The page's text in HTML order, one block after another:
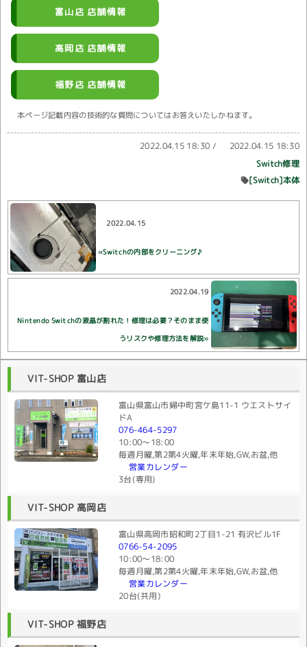
富山店 店舗情報
高岡店 店舗情報
福野店 店舗情報
本ページ記載内容の技術的な質問についてはお答えいたしかねます。
2022.04.15 18:30 / 2022.04.15 18:30
Switch修理
[Switch]本体
2022.04.15
«Switchの内部をクリーニング♪
2022.04.19
Nintendo Switchの液晶が割れた！修理は必要？そのまま使
うリスクや修理方法を解説»
VIT-SHOP 富山店
富山県富山市婦中町宮ケ島11-1 ウエストサイ
ドA
076-464-5297
10:00〜18:00
毎週月曜,第2第4火曜,年末年始,GW,お盆,他
営業カレンダー
3台(専用)
VIT-SHOP 高岡店
富山県高岡市昭和町2丁目1-21 有沢ビル1F
0766-54-2095
10:00〜18:00
毎週月曜,第2第4火曜,年末年始,GW,お盆,他
営業カレンダー
20台(共用)
VIT-SHOP 福野店